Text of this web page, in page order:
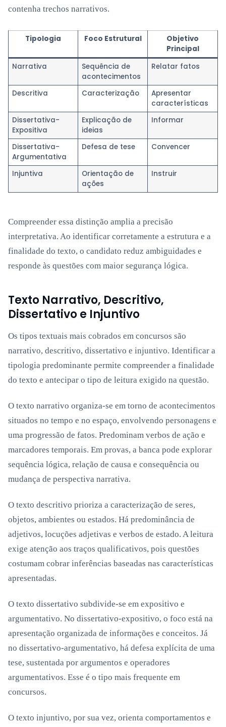
contenha trechos narrativos.
Tipologia Foco Estrutural
Objetivo
Principal
Narrativa
Sequência de
acontecimentos
Relatar fatos
Descritiva Caracterização
Apresentar
características
Dissertativa-
Expositiva
Explicação de
ideias
Informar
Dissertativa-
Argumentativa
Defesa de tese Convencer
Injuntiva
Orientação de
ações
Instruir
Compreender essa distinção amplia a precisão
interpretativa. Ao identificar corretamente a estrutura e a
finalidade do texto, o candidato reduz ambiguidades e
responde às questões com maior segurança lógica.
Texto Narrativo, Descritivo,
Dissertativo e Injuntivo
Os tipos textuais mais cobrados em concursos são
narrativo, descritivo, dissertativo e injuntivo. Identificar a
tipologia predominante permite compreender a finalidade
do texto e antecipar o tipo de leitura exigido na questão.
O texto narrativo organiza-se em torno de acontecimentos
situados no tempo e no espaço, envolvendo personagens e
uma progressão de fatos. Predominam verbos de ação e
marcadores temporais. Em provas, a banca pode explorar
sequência lógica, relação de causa e consequência ou
mudança de perspectiva narrativa.
O texto descritivo prioriza a caracterização de seres,
objetos, ambientes ou estados. Há predominância de
adjetivos, locuções adjetivas e verbos de estado. A leitura
exige atenção aos traços qualificativos, pois questões
costumam cobrar inferências baseadas nas características
apresentadas.
O texto dissertativo subdivide-se em expositivo e
argumentativo. No dissertativo-expositivo, o foco está na
apresentação organizada de informações e conceitos. Já
no dissertativo-argumentativo, há defesa explícita de uma
tese, sustentada por argumentos e operadores
argumentativos. Esse é o tipo mais frequente em
concursos.
O texto injuntivo, por sua vez, orienta comportamentos e